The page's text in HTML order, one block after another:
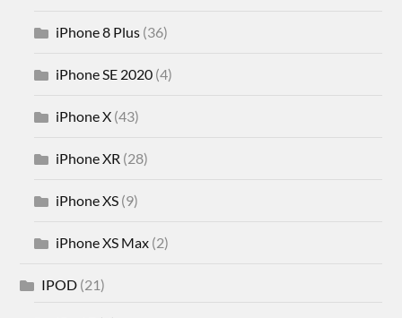
iPhone 8 Plus (36)
iPhone SE 2020 (4)
iPhone X (43)
iPhone XR (28)
iPhone XS (9)
iPhone XS Max (2)
IPOD (21)